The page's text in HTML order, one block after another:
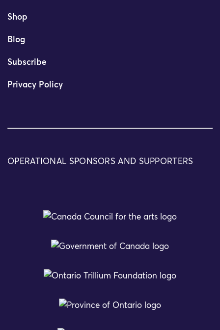
Shop
Blog
Subscribe
Privacy Policy
OPERATIONAL SPONSORS AND SUPPORTERS